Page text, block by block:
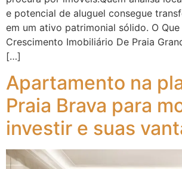
e potencial de aluguel consegue
em um ativo patrimonial sólido. O
Crescimento Imobiliário De Praia
[…]
Apartamento na
Praia Brava para
investir e suas